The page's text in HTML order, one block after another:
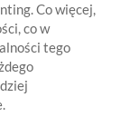
Co więcej,
co w
tego